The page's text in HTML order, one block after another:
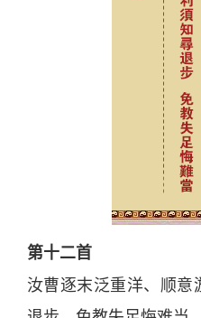
第十二首
汝曹逐末泛重洋、顺